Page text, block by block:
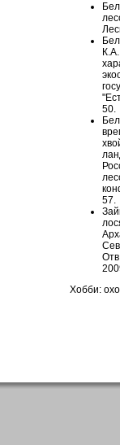
50.
57.
Хобби: